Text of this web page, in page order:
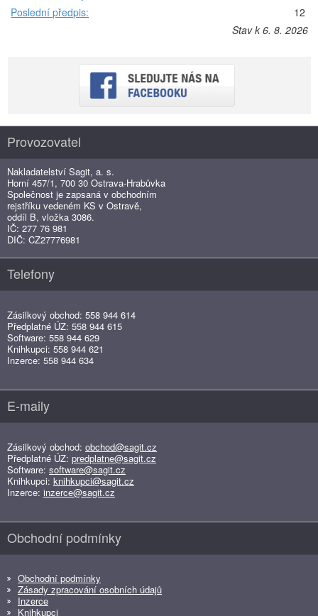
Poslední předpis:
12
Stav k 6. 8. 2026
Provozovatel
Nakladatelství Sagit, a. s.
Horní 457/1, 700 30 Ostrava-Hrabůvka
Společnost je zapsaná v obchodním
rejstříku vedeném KS v Ostravě,
oddíl B, vložka 3086.
IČ: 277 76 981
DIČ: CZ27776981
Telefony
Zásilkový obchod: 558 944 614
Předplatné ÚZ: 558 944 615
Software: 558 944 629
Knihkupci: 558 944 621
Inzerce: 558 944 634
E-maily
Zásilkový obchod: obchod@sagit.cz
Předplatné ÚZ: predplatne@sagit.cz
Software: software@sagit.cz
Knihkupci: knihkupci@sagit.cz
Inzerce: inzerce@sagit.cz
Obchodní podmínky
Obchodní podmínky
Zásady zpracování osobních údajů
Inzerce
Knihkupci